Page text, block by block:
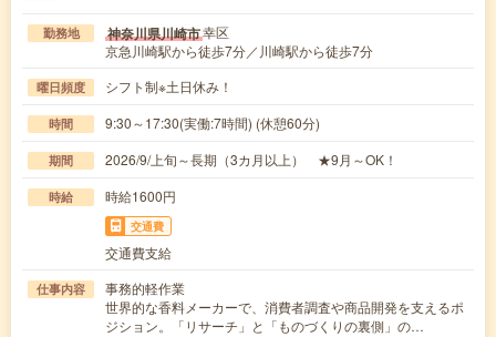
勤務地 神奈川県川崎市幸区
京急川崎駅から徒歩7分／川崎駅から徒歩7分
曜日頻度 シフト制※土日休み！
時間 9:30～17:30(実働:7時間) (休憩60分)
期間 2026/9/上旬～長期（3カ月以上） ★9月～OK！
時給 時給1600円
交通費
交通費支給
仕事内容
事務的軽作業
世界的な香料メーカーで、消費者調査や商品開発を支えるポ
ジション。「リサーチ」と「ものづくりの裏側」の…